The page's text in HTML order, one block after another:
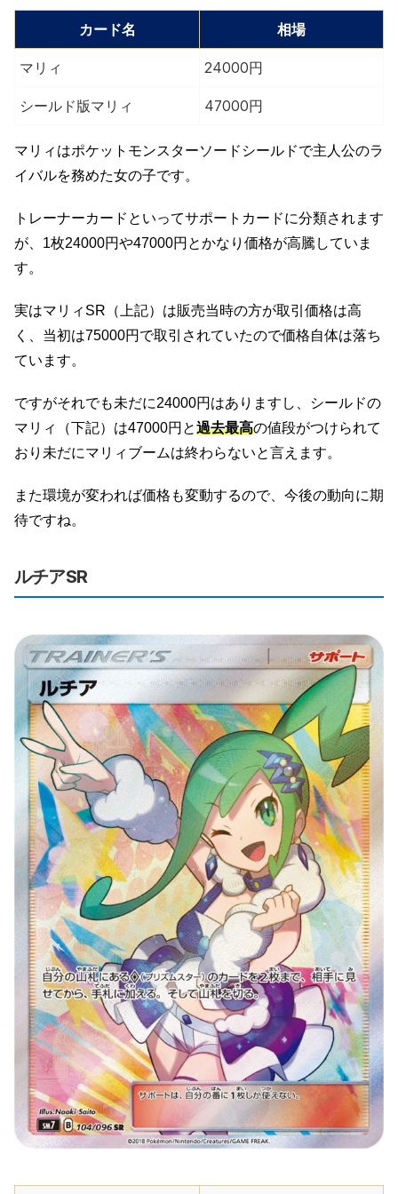
カード名 相場
マリィ 24000円
シールド版マリィ 47000円
マリィはポケットモンスターソードシールドで主人公のラ
イバルを務めた女の子です。
トレーナーカードといってサポートカードに分類されます
が、1枚24000円や47000円とかなり価格が高騰していま
す。
実はマリィSR（上記）は販売当時の方が取引価格は高
く、当初は75000円で取引されていたので価格自体は落ち
ています。
ですがそれでも未だに24000円はありますし、シールドの
マリィ（下記）は47000円と過去最高の値段がつけられて
おり未だにマリィブームは終わらないと言えます。
また環境が変われば価格も変動するので、今後の動向に期
待ですね。
ルチアSR